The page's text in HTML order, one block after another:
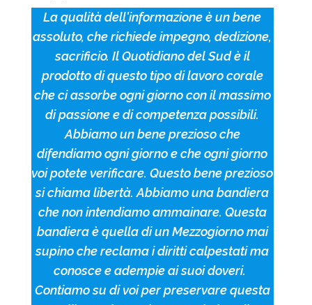
La qualità dell'informazione è un bene
assoluto, che richiede impegno, dedizione,
sacrificio. Il Quotidiano del Sud è il
prodotto di questo tipo di lavoro corale
che ci assorbe ogni giorno con il massimo
di passione e di competenza possibili.
Abbiamo un bene prezioso che
difendiamo ogni giorno e che ogni giorno
voi potete verificare. Questo bene prezioso
si chiama libertà. Abbiamo una bandiera
che non intendiamo ammainare. Questa
bandiera è quella di un Mezzogiorno mai
supino che reclama i diritti calpestati ma
conosce e adempie ai suoi doveri.
Contiamo su di voi per preservare questa